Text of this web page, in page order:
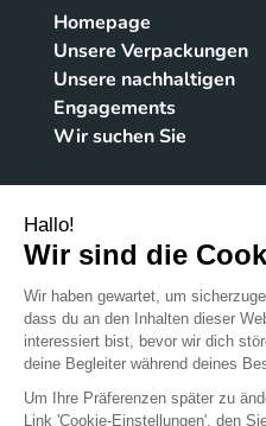
Homepage
Unsere Verpackungen
Unsere nachhaltigen
Engagements
Wir suchen Sie
KONTAKTIEREN SIE UNS
Kraftisriederstraβe 2
87647 UNTERTHINGAU
DEUTSCHLAND
+49 837 792 9550
@Lacroix-emballages